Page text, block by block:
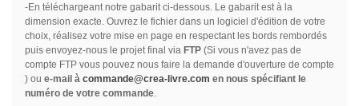
-En téléchargeant notre gabarit ci-dessous. Le gabarit est à la
dimension exacte. Ouvrez le fichier dans un logiciel d'édition de votre
choix, réalisez votre mise en page en respectant les bords rembordés
puis envoyez-nous le projet final via FTP(Si vous n'avez pas de
compte FTP vous pouvez nous faire la demande d'ouverture de compte
) ou e-mail à commande@crea-livre.com en nous spécifiant le
numéro de votre commande.